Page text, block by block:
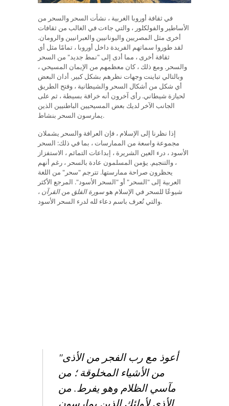
في ثقافة أوروبا الغربية ، نشأت السحر والسحر من
الأساطير والفولكلور ، والتي جاءت في الغالب من ثقافات
أخرى مثل المصريين واليونانيين والعبرانيين والرومان.
لقد طوروا سماتهم الفريدة داخل أوروبا ، تمامًا مثل أي
ثقافة أخرى ، مما أدى إلى "نمط جديد" من السحر
والسحر. ومع ذلك ، كان معظمهم من الإيمان المسيحي ،
وبالتالي تباينت وجهات نظرهم بشكل كبير. أدان البعض
أي شكل من أشكال السحر والشيطانية ، وفتح الطريق
لحيازة شيطاني. رأى آخرون أنه خرافة بسيطة ، ثم على
الجانب الآخر لديك بعض المسيحيين الباطنيين الذين
يمارسون السحر بنشاط.
إذا نظرنا إلى الإسلام ، فإن العرافة والسحر يشملان
مجموعة واسعة من الممارسات ، بما في ذلك: السحر
الأسود ، درء العين الشريرة ، إبداعات التمائم ، الاستفزاز
، والتنجيم. يؤمن المسلمون عادة بالسحر ، رغم أنهم
يحظرون صراحة ممارستها. تترجم "سحر" من اللغة
العربية إلى "السحر" أو "السحر الأسود". المرجع الأكثر
شيوعًا للسحر في الإسلام هو سورة الفلق منالقرآن ،
والتي تُعرف باسم دعاء لله لدرء السحر الأسود.
"أعوذ مع رب الفجر من الأذى
من الأشياء المخلوقة ؛ من
مآسي الظلام وهو يفرط. من
الأذى لأولئك الذين يمارسون